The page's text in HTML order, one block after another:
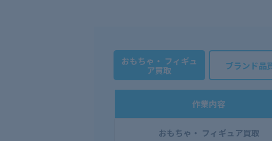
おもちゃ・ フィギュ
ア買取
ブランド品
作業内容
おもちゃ・ フィギュア買取